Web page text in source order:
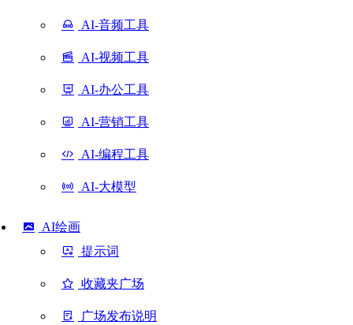
AI-音频工具
AI-视频工具
AI-办公工具
AI-营销工具
AI-编程工具
AI-大模型
AI绘画
提示词
收藏夹广场
广场发布说明